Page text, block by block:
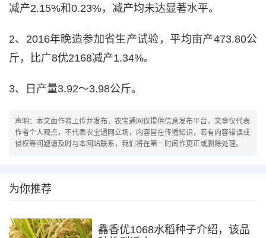
减产2.15%和0.23%，减产均未达显著水平。
2、2016年晚造参加省生产试验，平均亩产473.80公
斤，比广8优2168减产1.34%。
3、日产量3.92～3.98公斤。
声明：本文由作者上传并发布，农宝通网仅提供信息发布平台，文章仅代表
作者个人观点，不代表农宝通网立场，内容旨在传播知识，若有内容错误或
侵权等问题请及时与本网站联系，我们将在第一时间作更正或删除处理。
为你推荐
馫香优1068水稻种子介绍，该品